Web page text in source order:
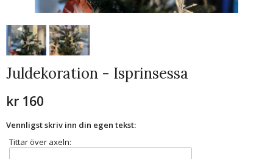
Juldekoration - Isprinsessa
kr 160
Vennligst skriv inn din egen tekst:
Tittar över axeln: